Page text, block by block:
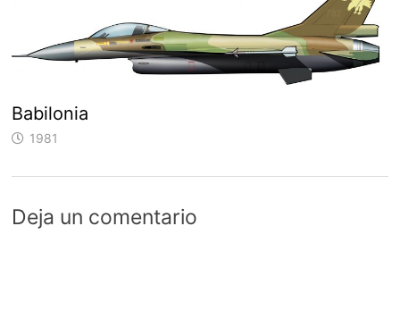
Babilonia
1981
Deja un comentario